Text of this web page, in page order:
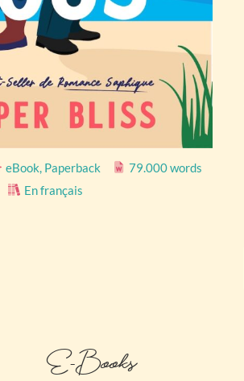
eBook, Paperback
79.000 words
En français
E-Books